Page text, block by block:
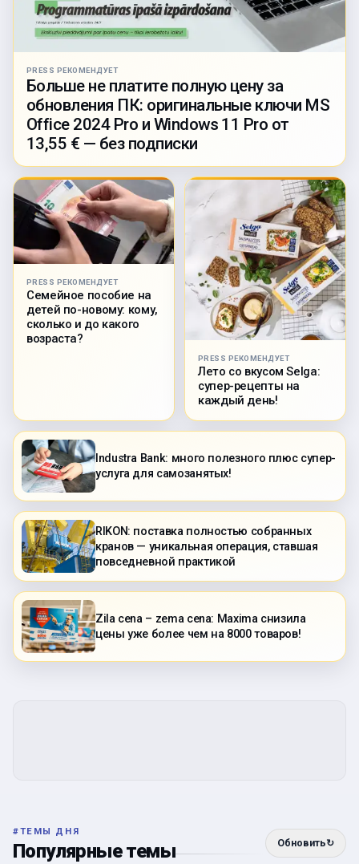
PRESS РЕКОМЕНДУЕТ
Больше не платите полную цену за
обновления ПК: оригинальные ключи MS
Office 2024 Pro и Windows 11 Pro от
13,55 € — без подписки
PRESS РЕКОМЕНДУЕТ
Семейное пособие на
детей по-новому: кому,
сколько и до какого
возраста?
PRESS РЕКОМЕНДУЕТ
Лето со вкусом Selga:
супер-рецепты на
каждый день!
Industra Bank: много полезного плюс супер-
услуга для самозанятых!
RIKON: поставка полностью собранных
кранов — уникальная операция, ставшая
повседневной практикой
Zila cena – zema cena: Maxima снизила
цены уже более чем на 8000 товаров!
#ТЕМЫ ДНЯ
Популярные темы Обновить↻